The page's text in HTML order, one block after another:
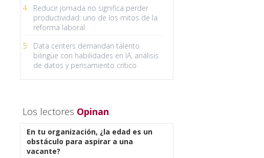
4
Reducir jornada no significa perder
productividad: uno de los mitos de la
reforma laboral
5
Data centers demandan talento
bilingüe con habilidades en IA, análisis
de datos y pensamiento crítico
Los lectores Opinan
En tu organización, ¿la edad es un
obstáculo para aspirar a una
vacante?